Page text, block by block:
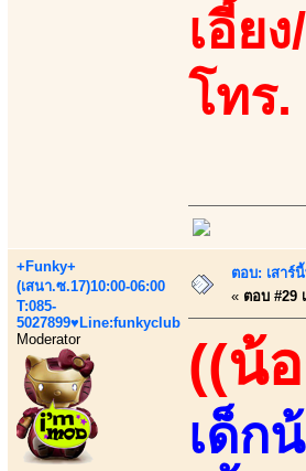
เอี้ย
โทร
+Funky+
(เสนา.ซ.17)10:00-06:00
T:085-
5027899♥Line:funkyclub
Moderator
ตอบ: เสาร์
« ตอบ #29
((น้
เด็ก